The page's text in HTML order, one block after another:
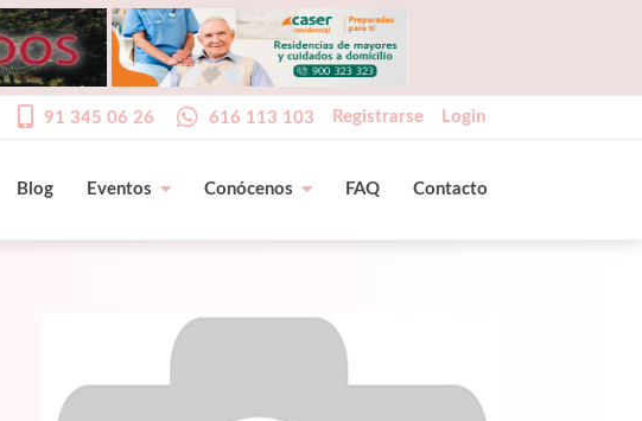
91 345 06 26 616 113 103 Registrarse Login
Blog Eventos Conócenos FAQ Contacto